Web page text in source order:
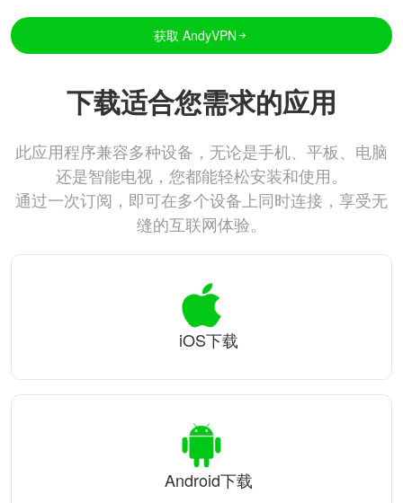
获取 AndyVPN
下载适合您需求的应用
此应用程序兼容多种设备，无论是手机、平板、电脑
还是智能电视，您都能轻松安装和使用。
通过一次订阅，即可在多个设备上同时连接，享受无
缝的互联网体验。
iOS下载
Android下载